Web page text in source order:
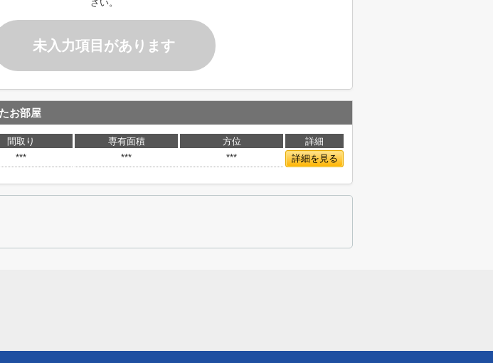
さい。
未入力項目があります
お部屋
間取り 専有面積 方位
詳細
*** *** *** 詳細を見る